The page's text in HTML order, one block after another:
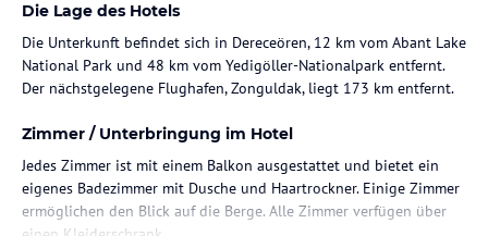
Die Lage des Hotels
Die Unterkunft befindet sich in Dereceören, 12 km vom Abant Lake
National Park und 48 km vom Yedigöller-Nationalpark entfernt.
Der nächstgelegene Flughafen, Zonguldak, liegt 173 km entfernt.
Zimmer / Unterbringung im Hotel
Jedes Zimmer ist mit einem Balkon ausgestattet und bietet ein
eigenes Badezimmer mit Dusche und Haartrockner. Einige Zimmer
ermöglichen den Blick auf die Berge. Alle Zimmer verfügen über